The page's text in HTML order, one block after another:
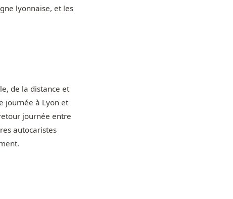
lyonnaise, et les
de la distance et
journée à Lyon et
journée entre
autocaristes